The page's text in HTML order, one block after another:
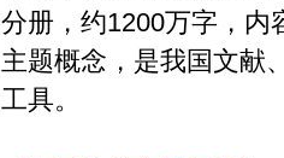
分册，约1200万字，内
主题概念，是我国文献
工具。